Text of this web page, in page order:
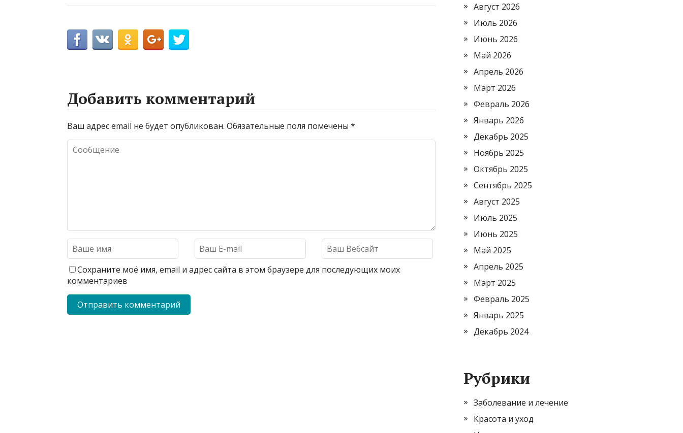
Добавить комментарий
Ваш адрес email не будет опубликован. Обязательные поля помечены *
Сохраните моё имя, email и адрес сайта в этом браузере для последующих моих
комментариев
Август 2026
Июль 2026
Июнь 2026
Май 2026
Апрель 2026
Март 2026
Февраль 2026
Январь 2026
Декабрь 2025
Ноябрь 2025
Октябрь 2025
Сентябрь 2025
Август 2025
Июль 2025
Июнь 2025
Май 2025
Апрель 2025
Март 2025
Февраль 2025
Январь 2025
Декабрь 2024
Рубрики
Заболевание и лечение
Красота и уход